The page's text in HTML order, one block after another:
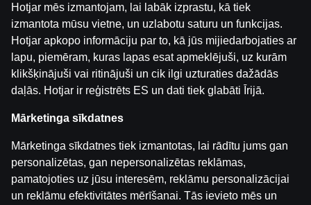
Аtpakaļ
Hotjar mēs izmantojam, lai labāk izprastu, kā tiek
izmantota mūsu vietne, un uzlabotu saturu un funkcijas.
Hotjar apkopo informāciju par to, kā jūs mijiedarbojaties ar
lapu, piemēram, kuras lapas esat apmeklējuši, uz kurām
klikšķinājuši vai ritinājuši un cik ilgi uzturaties dažādās
daļās. Hotjar ir reģistrēts ES un dati tiek glabāti Īrijā.
Mārketinga sīkdatnes
Mārketinga sīkdatnes tiek izmantotas, lai rādītu jums gan
personalizētas, gan nepersonalizētas reklāmas,
pamatojoties uz jūsu interesēm, reklāmu personalizācijai
un reklāmu efektivitātes mērīšanai. Tās ievieto mēs un